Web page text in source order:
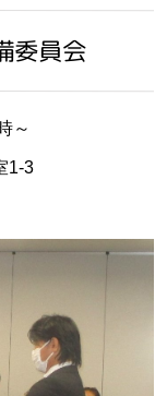
委員会
～
1-3